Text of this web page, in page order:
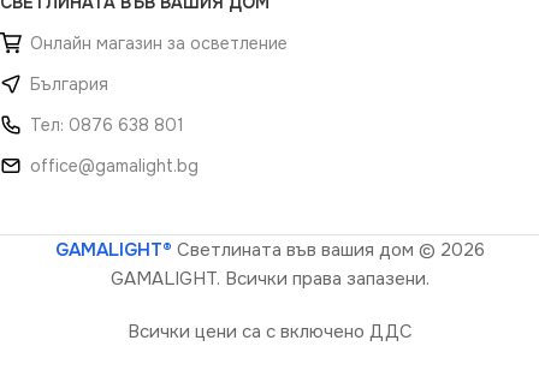
Онлайн магазин за осветление
България
Тел: 0876 638 801
office@gamalight.bg
GAMALIGHT® Светлината във вашия дом © 2026
GAMALIGHT. Всички права запазени.
Всички цени са с включено ДДС